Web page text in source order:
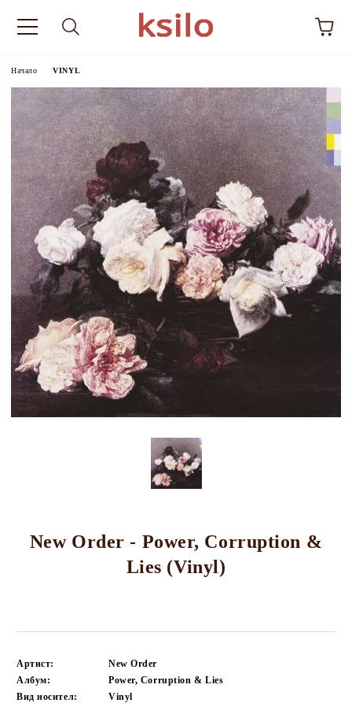
Начало VINYL
New Order - Power, Corruption &
Lies (Vinyl)
Артист:
New Order
Албум:
Power, Corruption & Lies
Вид носител:
Vinyl